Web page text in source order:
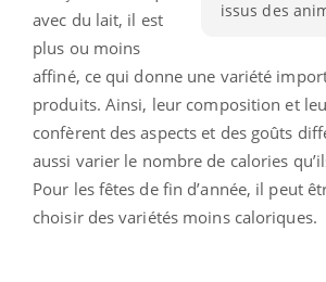
issus des
avec du lait, il est
plus ou moins
affiné, ce qui donne une variété
produits. Ainsi, leur composition et
confèrent des aspects et des goûts
aussi varier le nombre de calories
Pour les fêtes de fin d’année, il peut
choisir des variétés moins caloriques.